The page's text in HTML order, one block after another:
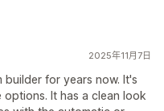
2025年11月7日
builder for years now. It's
It has a clean look